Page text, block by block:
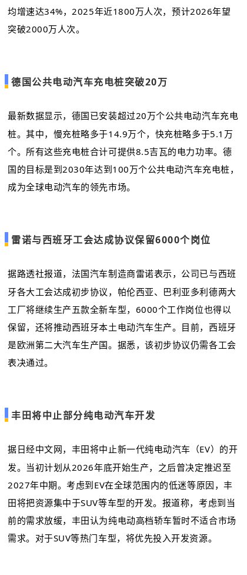
均增速达34%，2025年近1800万人次，预计2026年望
突破2000万人次。
德国公共电动汽车充电桩突破20万
最新数据显示，德国已安装超过20万个公共电动汽车充电
桩。其中，慢充桩略多于14.9万个，快充桩略多于5.1万
个。所有这些充电桩合计可提供8.5吉瓦的电力功率。德
国的目标是到2030年达到100万个公共电动汽车充电桩，
成为全球电动汽车的领先市场。
雷诺与西班牙工会达成协议保留6000个岗位
据路透社报道，法国汽车制造商雷诺表示，公司已与西班
牙各大工会达成初步协议，帕伦西亚、巴利亚多利德两大
工厂将继续生产五款全新车型，6000个工作岗位也得以
保留，还将推动西班牙本土电动汽车生产。目前，西班牙
是欧洲第二大汽车生产国。据悉，该初步协议仍需各工会
表决通过。
丰田将中止部分纯电动汽车开发
据日经中文网，丰田将中止新一代纯电动汽车（EV）的开
发。当初计划从2026年底开始生产，之后曾决定推迟至
2027年中期。考虑到EV在全球范围内的低迷等原因，丰
田将把资源集中于SUV等车型的开发。报道称，考虑到当
前的需求放缓，丰田认为纯电动高档轿车暂时不适合市场
需求。对于SUV等热门车型，将优先投入开发资源。